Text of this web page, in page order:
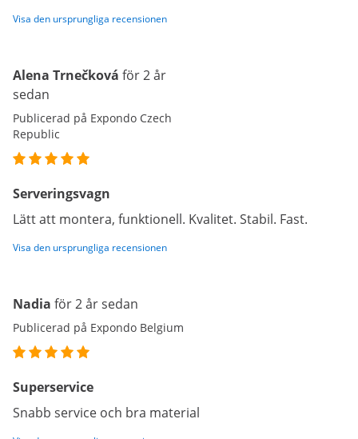
Visa den ursprungliga recensionen
Alena Trnečková för 2 år
sedan
Publicerad på Expondo Czech
Republic
Serveringsvagn
Lätt att montera, funktionell. Kvalitet. Stabil. Fast.
Visa den ursprungliga recensionen
Nadia för 2 år sedan
Publicerad på Expondo Belgium
Superservice
Snabb service och bra material